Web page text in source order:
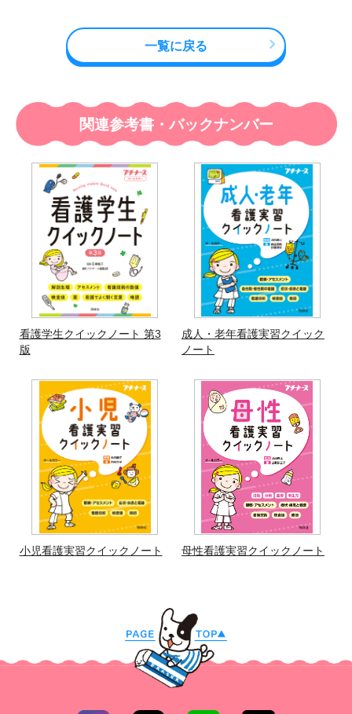
一覧に戻る
関連参考書・バックナンバー
看護学生クイックノート 第3
版
成人・老年看護実習クイック
ノート
小児看護実習クイックノート 母性看護実習クイックノート